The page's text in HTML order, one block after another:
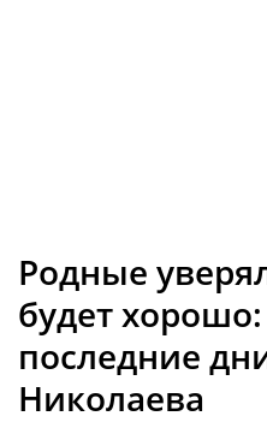
Родные
будет
последние
Николаева